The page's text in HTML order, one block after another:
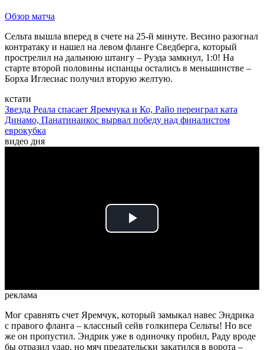
Обзор матча
Сельта вышла вперед в счете на 25-й минуте. Весино разогнал
контратаку и нашел на левом фланге Сведберга, который
прострелил на дальнюю штангу – Руэда замкнул, 1:0! На
старте второй половины испанцы остались в меньшинстве –
Борха Иглесиас получил вторую желтую.
кстати
Звезда Реала спасает Яремчука и Ко, Райо переиграл ката
Динамо, Панатинаикос вырвал победу над финалистом
еврокубка
видео дня
Play
реклама
Мог сравнять счет Яремчук, который замыкал навес Эндрика
с правого фланга – классный сейв голкипера Сельты! Но все
же он пропустил. Эндрик уже в одиночку пробил, Раду вроде
бы отразил удар, но мяч предательски закатился в ворота –